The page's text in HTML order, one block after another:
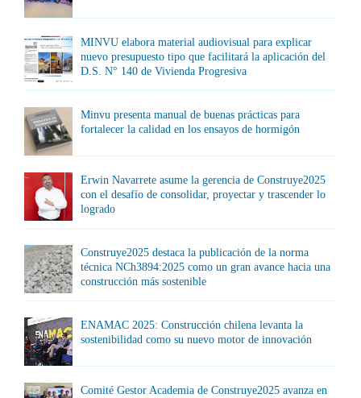
MINVU elabora material audiovisual para explicar
nuevo presupuesto tipo que facilitará la aplicación del
D.S. N° 140 de Vivienda Progresiva
Minvu presenta manual de buenas prácticas para
fortalecer la calidad en los ensayos de hormigón
Erwin Navarrete asume la gerencia de Construye2025
con el desafío de consolidar, proyectar y trascender lo
logrado
Construye2025 destaca la publicación de la norma
técnica NCh3894:2025 como un gran avance hacia una
construcción más sostenible
ENAMAC 2025: Construcción chilena levanta la
sostenibilidad como su nuevo motor de innovación
Comité Gestor Academia de Construye2025 avanza en